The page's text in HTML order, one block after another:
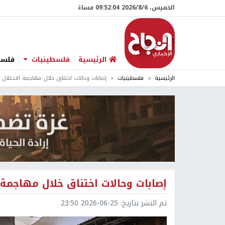
الخميس، 6/‏8/‏2026 09:52:05 مساءً
الرئيسية فلسطينيات
الرئيسية فلسطينيات إصابات وحالات اختناق خلال مهاجمة
إصابات وحالات اختناق خلال
تم النشر بتاريخ: 2026-06-25 23:50